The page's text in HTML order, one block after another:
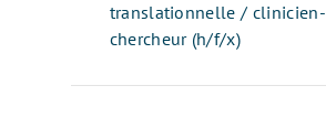
translationnelle / clinicien-
chercheur (h/f/x)